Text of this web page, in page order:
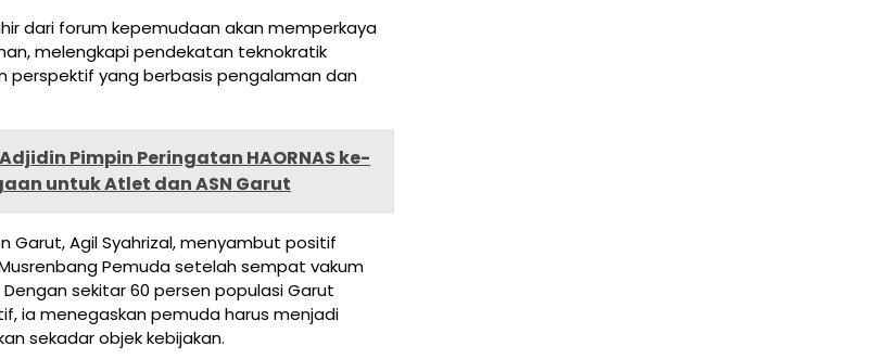
dari forum kepemudaan akan memperkaya
melengkapi pendekatan teknokratik
perspektif yang berbasis pengalaman dan
Pimpin Peringatan HAORNAS ke-
untuk Atlet dan ASN Garut
Garut, Agil Syahrizal, menyambut positif
Pemuda setelah sempat vakum
sekitar 60 persen populasi Garut
ia menegaskan pemuda harus menjadi
sekadar objek kebijakan.